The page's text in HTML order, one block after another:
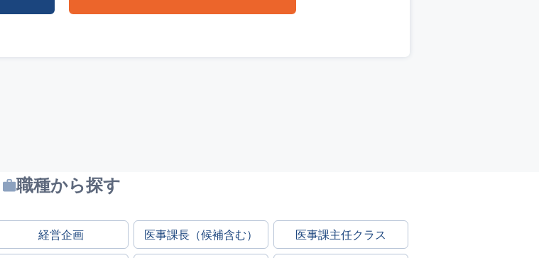
職種から探す
経営企画 医事課長（候補含む） 医事課主任クラス